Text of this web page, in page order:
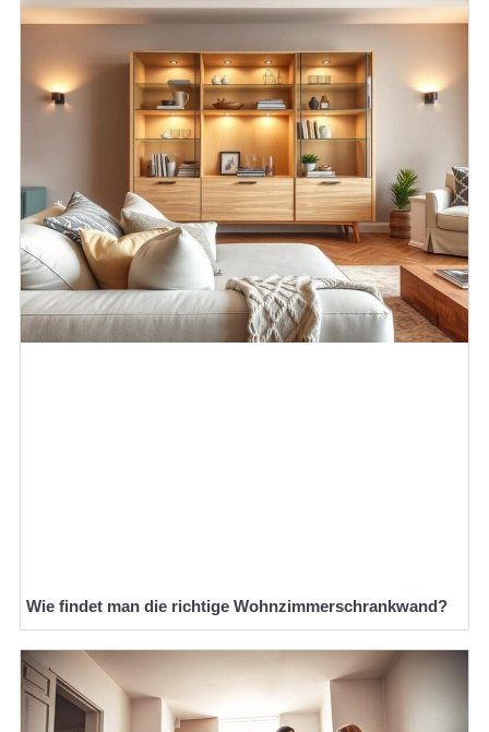
Wie findet man die richtige Wohnzimmerschrankwand?